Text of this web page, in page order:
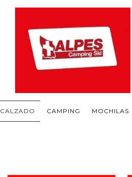
CALZADO CAMPING MOCHILAS